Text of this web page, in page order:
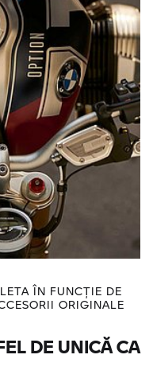
ÎN FUNCȚIE DE
ORIGINALE
DE UNICĂ CA